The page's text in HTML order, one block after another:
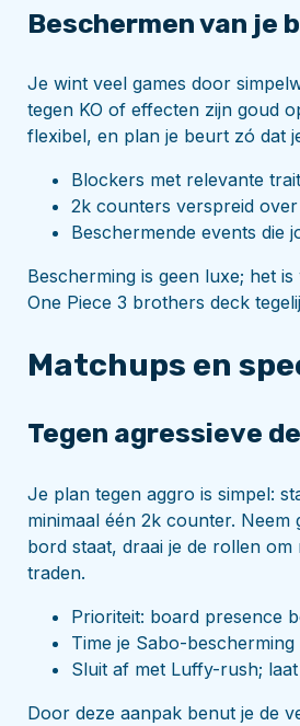
Beschermen van je
Je wint veel games door
tegen KO of effecten zijn goud
flexibel, en plan je beurt zó dat
Blockers met relevante
2k counters verspreid
Beschermende events die
Bescherming is geen luxe; het
One Piece 3 brothers deck
Matchups en
Tegen agressieve
Je plan tegen aggro is simpel:
minimaal één 2k counter.
bord staat, draai je de rollen
traden.
Prioriteit: board presence
Time je Sabo-
Sluit af met Luffy-rush;
Door deze aanpak benut je de